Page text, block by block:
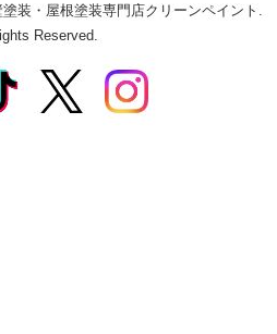
装・屋根塗装専門店クリーンペイント.
Reserved.